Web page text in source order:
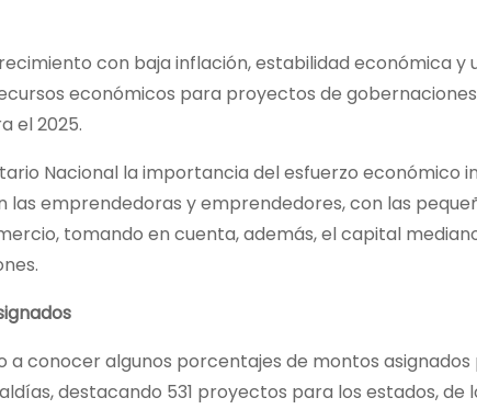
con baja inflación, estabilidad económica y
económicos para proyectos de
el 2025.
Nacional la importancia del esfuerzo económico
emprendedoras y emprendedores, con las
tomando en cuenta, además, el capital
a conocer algunos porcentajes de montos
destacando 531 proyectos para los estados, de